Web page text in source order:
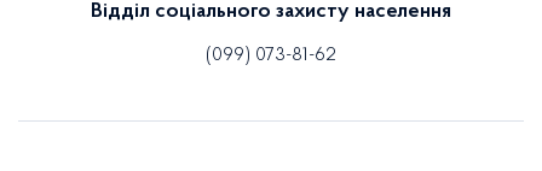
Відділ соціального захисту населення
(099) 073-81-62